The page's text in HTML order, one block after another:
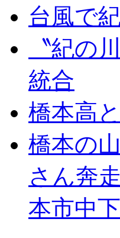
台風で
〝紀の
統合
橋本高
橋本の
さん奔
本市中下